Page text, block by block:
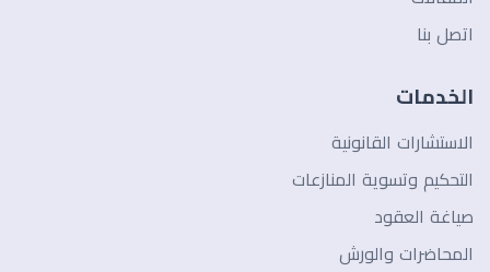
اتصل بنا
الخدمات
الاستشارات القانونية
التحكيم وتسوية المنازعات
صياغة العقود
المحاضرات والورش